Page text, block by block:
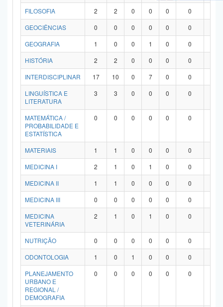
FILOSOFIA
2 2 0 0 0 0
GEOCIÊNCIAS
0 0 0 0 0 0
GEOGRAFIA
1 0 0 1 0 0
HISTÓRIA
2 2 0 0 0 0
INTERDISCIPLINAR
17 10 0 7 0 0
LINGUÍSTICA E
LITERATURA
3 3 0 0 0 0
MATEMÁTICA /
PROBABILIDADE E
ESTATÍSTICA
0 0 0 0 0 0
MATERIAIS 1 1 0 0 0 0
MEDICINA I
2 1 0 1 0 0
MEDICINA II
1 1 0 0 0 0
MEDICINA III
0 0 0 0 0 0
MEDICINA
VETERINÁRIA
2 1 0 1 0 0
NUTRIÇÃO 0 0 0 0 0 0
ODONTOLOGIA
1 0 1 0 0 0
PLANEJAMENTO
URBANO E
REGIONAL /
DEMOGRAFIA
0 0 0 0 0 0